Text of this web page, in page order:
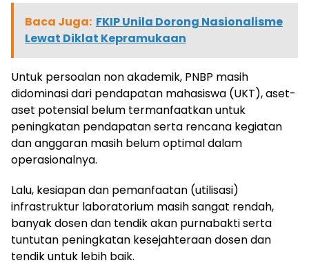
Baca Juga: FKIP Unila Dorong Nasionalisme
Lewat Diklat Kepramukaan
Untuk persoalan non akademik, PNBP masih
didominasi dari pendapatan mahasiswa (UKT), aset-
aset potensial belum termanfaatkan untuk
peningkatan pendapatan serta rencana kegiatan
dan anggaran masih belum optimal dalam
operasionalnya.
Lalu, kesiapan dan pemanfaatan (utilisasi)
infrastruktur laboratorium masih sangat rendah,
banyak dosen dan tendik akan purnabakti serta
tuntutan peningkatan kesejahteraan dosen dan
tendik untuk lebih baik.